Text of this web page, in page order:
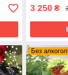
3 250 ₴
Без